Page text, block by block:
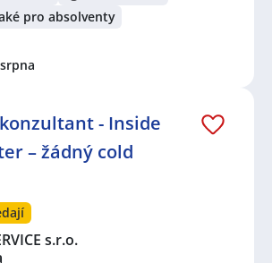
pro absolventy
- Inside
– žádný cold
s.r.o.